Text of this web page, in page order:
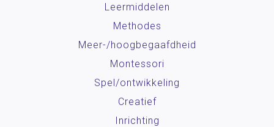
Leermiddelen
Methodes
Meer-/hoog­begaafdheid
Montessori
Spel/ontwikkeling
Creatief
Inrichting